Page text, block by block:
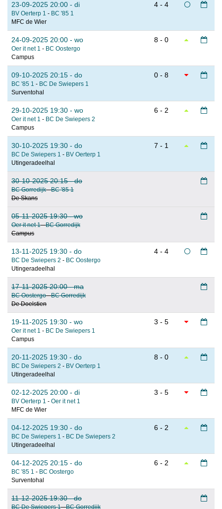
23-09-2025 20:00 - di
BV Oerterp 1 - BC '85 1
MFC de Wier
4 - 4
24-09-2025 20:00 - wo
Oer it net 1 - BC Oostergo
Campus
8 - 0
09-10-2025 20:15 - do
BC '85 1 - BC De Swiepers 1
Surventohal
0 - 8
29-10-2025 19:30 - wo
Oer it net 1 - BC De Swiepers 2
Campus
6 - 2
30-10-2025 19:30 - do
BC De Swiepers 1 - BV Oerterp 1
Utingeradeelhal
7 - 1
30-10-2025 20:15 - do
BC Gorredijk-BC '85 1
De Skans
05-11-2025 19:30 - wo
Oer it net 1-BC Gorredijk
Campus
13-11-2025 19:30 - do
BC De Swiepers 2 - BC Oostergo
Utingeradeelhal
4 - 4
17-11-2025 20:00 - ma
BC Oostergo-BC Gorredijk
De Doelstien
19-11-2025 19:30 - wo
Oer it net 1 - BC De Swiepers 1
Campus
3 - 5
20-11-2025 19:30 - do
BC De Swiepers 2 - BV Oerterp 1
Utingeradeelhal
8 - 0
02-12-2025 20:00 - di
BV Oerterp 1 - Oer it net 1
MFC de Wier
3 - 5
04-12-2025 19:30 - do
BC De Swiepers 1 - BC De Swiepers 2
Utingeradeelhal
6 - 2
04-12-2025 20:15 - do
BC '85 1 - BC Oostergo
Surventohal
6 - 2
11-12-2025 19:30 - do
BC De Swiepers 1-BC Gorredijk